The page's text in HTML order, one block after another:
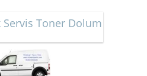
Toner Dolum